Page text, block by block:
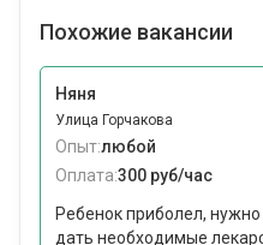
Похожие вакансии
Няня
Улица Горчакова
Опыт:любой
Оплата:300 руб/час
Ребенок приболел,
дать необходимые